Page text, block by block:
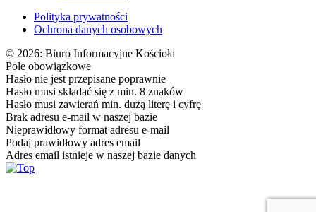
Polityka prywatności
Ochrona danych osobowych
© 2026: Biuro Informacyjne Kościoła
Pole obowiązkowe
Hasło nie jest przepisane poprawnie
Hasło musi składać się z min. 8 znaków
Hasło musi zawierań min. dużą literę i cyfrę
Brak adresu e-mail w naszej bazie
Nieprawidłowy format adresu e-mail
Podaj prawidłowy adres email
Adres email istnieje w naszej bazie danych